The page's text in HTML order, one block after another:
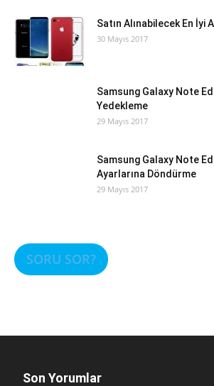
Satın Alınabilecek En İyi
30 Mayıs 2017
Samsung Galaxy Note
Yedekleme
29 Mayıs 2017
Samsung Galaxy Note
Ayarlarına Döndürme
29 Mayıs 2017
SORU SOR?
Son Yorumlar